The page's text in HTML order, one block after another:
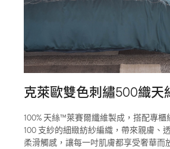
克萊歐雙色刺繡500織天
100% 天絲™萊賽爾纖維製成，搭配專
100 支紗的細緻紡紗編織，帶來親膚、
柔滑觸感，讓每一吋肌膚都享受奢華而